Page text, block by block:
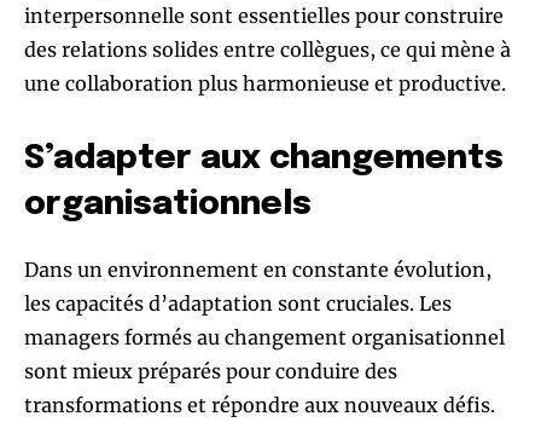
interpersonnelle sont essentielles pour construire
des relations solides entre collègues, ce qui mène à
une collaboration plus harmonieuse et productive.
S’adapter aux changements
organisationnels
Dans un environnement en constante évolution,
les capacités d’adaptation sont cruciales. Les
managers formés au changement organisationnel
sont mieux préparés pour conduire des
transformations et répondre aux nouveaux défis.